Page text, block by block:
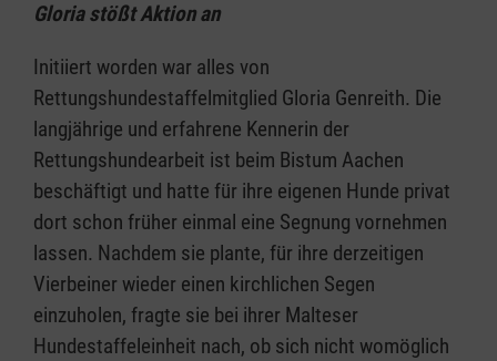
Gloria stößt Aktion an
Initiiert worden war alles von
Rettungshundestaffelmitglied Gloria Genreith. Die
langjährige und erfahrene Kennerin der
Rettungshundearbeit ist beim Bistum Aachen
beschäftigt und hatte für ihre eigenen Hunde privat
dort schon früher einmal eine Segnung vornehmen
lassen. Nachdem sie plante, für ihre derzeitigen
Vierbeiner wieder einen kirchlichen Segen
einzuholen, fragte sie bei ihrer Malteser
Hundestaffeleinheit nach, ob sich nicht womöglich